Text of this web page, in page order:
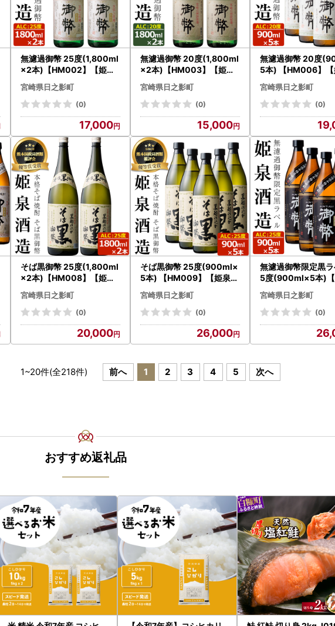
無濾過御幣 25度(1,800ml
×2本)【HM002】【姫泉
酒造合資会社】
宮崎県日之影町
(0)
17,000
無濾過御幣 20度(1,800ml
×2本)【HM003】【姫泉
酒造合資会社】
宮崎県日之影町
(0)
15,000
無濾過御幣 20度
5本) 【HM006】【
造合資会社】
宮崎県日之影町
(0)
そば黒御幣 25度(1,800ml
×2本)【HM008】【姫泉
酒造合資会社】
宮崎県日之影町
(0)
20,000
そば黒御幣 25度(900ml×
5本) 【HM009】【姫泉酒
造合資会社】
宮崎県日之影町
(0)
26,000
無濾過御幣限定黒
5度(900ml×5本)【
0】【姫泉酒造合資
宮崎県日之影町
(0)
1~20件(全218件) 前へ 1 2 3 4 5 次へ
おすすめ返礼品